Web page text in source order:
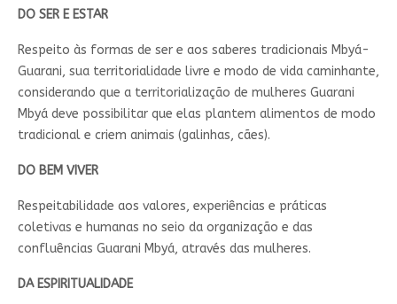
DO SER E ESTAR
Respeito às formas de ser e aos saberes tradicionais Mbyá-
Guarani, sua territorialidade livre e modo de vida caminhante,
considerando que a territorialização de mulheres Guarani
Mbyá deve possibilitar que elas plantem alimentos de modo
tradicional e criem animais (galinhas, cães).
DO BEM VIVER
Respeitabilidade aos valores, experiências e práticas
coletivas e humanas no seio da organização e das
confluências Guarani Mbyá, através das mulheres.
DA ESPIRITUALIDADE